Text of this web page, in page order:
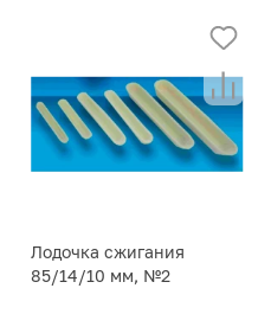
Лодочка сжигания
85/14/10 мм, №2